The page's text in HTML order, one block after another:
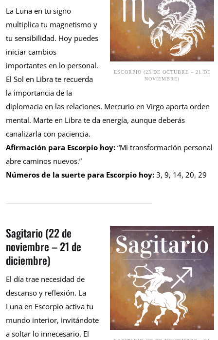
ESCORPIO (23 DE OCTUBRE – 21 DE
NOVIEMBRE)
La Luna en tu signo
multiplica tu magnetismo y
tu sensibilidad. Hoy puedes
iniciar cambios
importantes en lo personal.
El Sol en Libra te recuerda
la importancia de la
diplomacia en las relaciones. Mercurio en Virgo aporta orden
mental. Marte en Libra te da energía, aunque deberás
canalizarla con paciencia.
Afirmación para Escorpio hoy: “Mi transformación personal
abre caminos nuevos.”
Números de la suerte para Escorpio hoy: 3, 9, 14, 20, 29
Sagitario (22 de
noviembre – 21 de
diciembre)
El día trae necesidad de
descanso y reflexión. La
Luna en Escorpio activa tu
mundo interior, invitándote
a soltar lo innecesario. El